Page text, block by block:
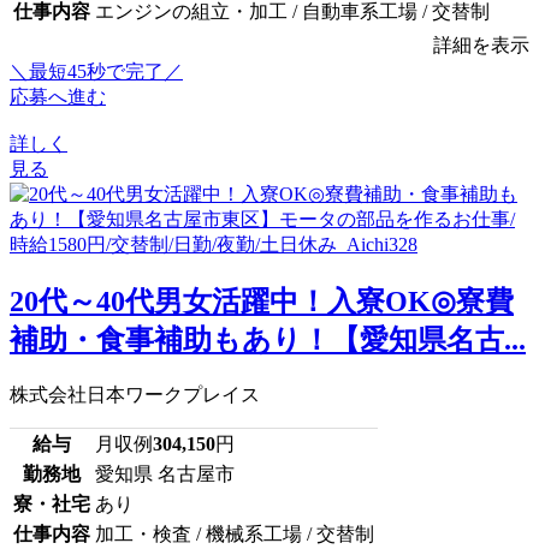
仕事内容 エンジンの組立・加工 / 自動車系工場 / 交替制
詳細を表示
＼最短45秒で完了／
応募へ進む
詳しく
見る
20代～40代男女活躍中！入寮OK◎寮費
補助・食事補助もあり！【愛知県名古...
株式会社日本ワークプレイス
給与 月収例304,150円
勤務地
愛知県 名古屋市
寮・社宅 あり
仕事内容 加工・検査 / 機械系工場 / 交替制